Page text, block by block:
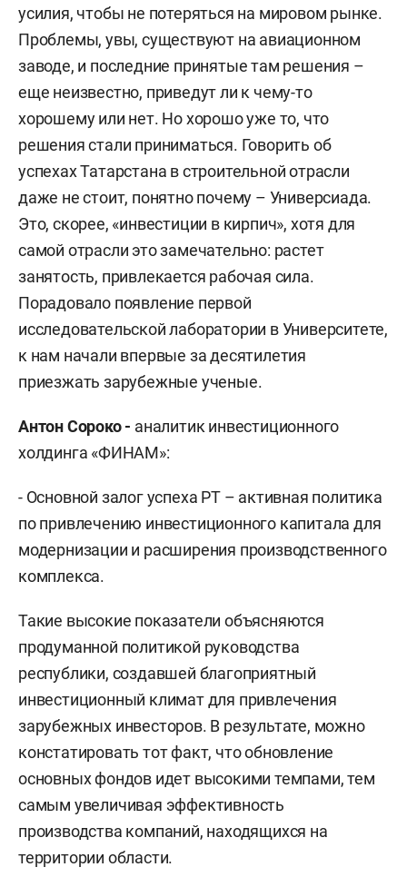
усилия, чтобы не потеряться на мировом рынке.
Проблемы, увы, существуют на авиационном
заводе, и последние принятые там решения –
еще неизвестно, приведут ли к чему-то
хорошему или нет. Но хорошо уже то, что
решения стали приниматься. Говорить об
успехах Татарстана в строительной отрасли
даже не стоит, понятно почему – Универсиада.
Это, скорее, «инвестиции в кирпич», хотя для
самой отрасли это замечательно: растет
занятость, привлекается рабочая сила.
Порадовало появление первой
исследовательской лаборатории в Университете,
к нам начали впервые за десятилетия
приезжать зарубежные ученые.
Антон Сороко - аналитик инвестиционного
холдинга «ФИНАМ»:
- Основной залог успеха РТ – активная политика
по привлечению инвестиционного капитала для
модернизации и расширения производственного
комплекса.
Такие высокие показатели объясняются
продуманной политикой руководства
республики, создавшей благоприятный
инвестиционный климат для привлечения
зарубежных инвесторов. В результате, можно
констатировать тот факт, что обновление
основных фондов идет высокими темпами, тем
самым увеличивая эффективность
производства компаний, находящихся на
территории области.